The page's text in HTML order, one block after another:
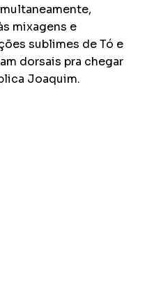
mixagens e
sublimes de Tó e
dorsais pra chegar
Joaquim.